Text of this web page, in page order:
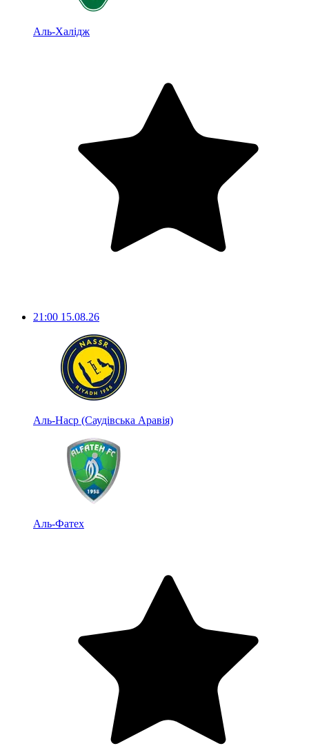
Аль-Халідж
21:00 15.08.26
Аль-Наср (Саудівська Аравія)
Аль-Фатех